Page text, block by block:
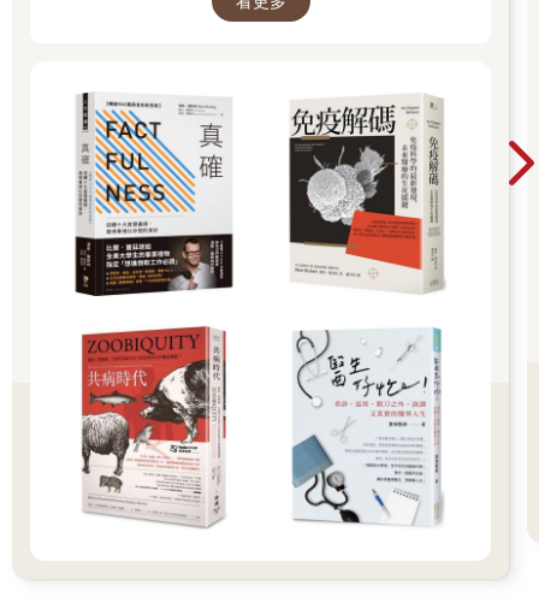
食物與生活習慣會直接影響這些細胞內的運作，因此，健康其實
● 有些人會質疑：「植化素真的有那麼厲害？」
答案是：確實厲害。但不是它們能單獨治癒癌症。植化素可調整
人體的內在環境，使得癌細胞不容易「被養大」，甚至能讓已經
開始異常的細胞知道「該退場」。
醫學上已經證實，核受體就是這條調控路徑的核心樞紐，而植化
素正是最早學會與它「對話」的天然使者。
這也讓我們重新思考：未來的癌症預防與治療，或許不只在手術
室或化療室，也能從家中的廚房開始。
【防癌關鍵點】
從今天開始，吃一口食物，就像說一句話給身體聽
與其把癌症看成是命運，不如說是我們生活的總和──每一口食
物，其實都在默默地對身體說話。
只要我們懂得選擇讓「天然食物的語言」出現在生活中，就不再
只是被動地接受身體發生病變。相反地，我們將能主動掌握自己
身體的命運。
從現在起，一起練習怎麼樣好好地幫助身體「說話」，讓細胞聽
懂健康的話語，也讓癌細胞沉默。